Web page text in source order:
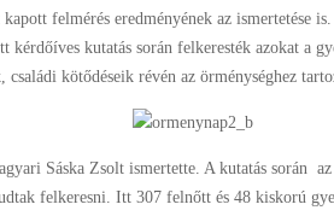
kapott felmérés eredményének az ismertetése
kérdőíves kutatás során felkeresték azokat a
családi kötődéseik révén az örménységhez
Sáska Zsolt ismertette. A kutatás során
felkeresni. Itt 307 felnőtt és 48 kiskorú